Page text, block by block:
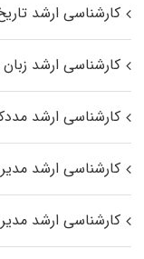
کارشناسی ارشد
کارشناسی ارشد زبان
کارشناسی ارشد
کارشناسی ارشد
کارشناسی ارشد